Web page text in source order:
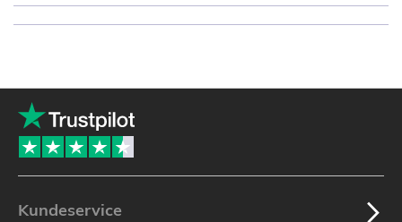
Kundeservice